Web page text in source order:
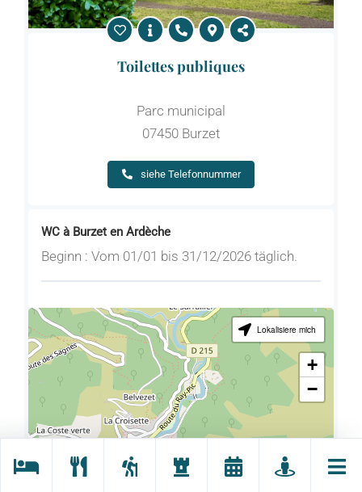
Toilettes publiques
Parc municipal
07450 Burzet
siehe Telefonnummer
WC à Burzet en Ardèche
Beginn : Vom 01/01 bis 31/12/2026 täglich.
Lokalisiere mich
+
−